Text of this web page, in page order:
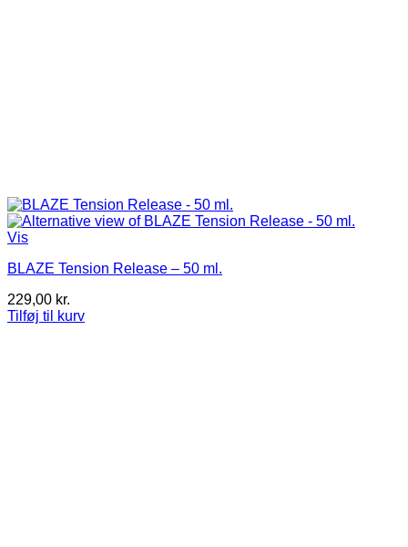
Vis
BLAZE Tension Release – 50 ml.
229,00 kr.
Tilføj til kurv